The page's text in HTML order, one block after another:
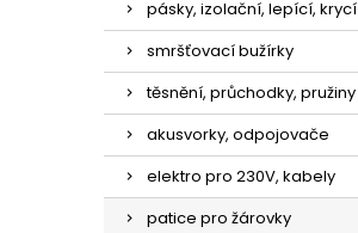
pásky, izolační, lepící, krycí
smršťovací bužírky
těsnění, průchodky, pružiny
akusvorky, odpojovače
elektro pro 230V, kabely
patice pro žárovky